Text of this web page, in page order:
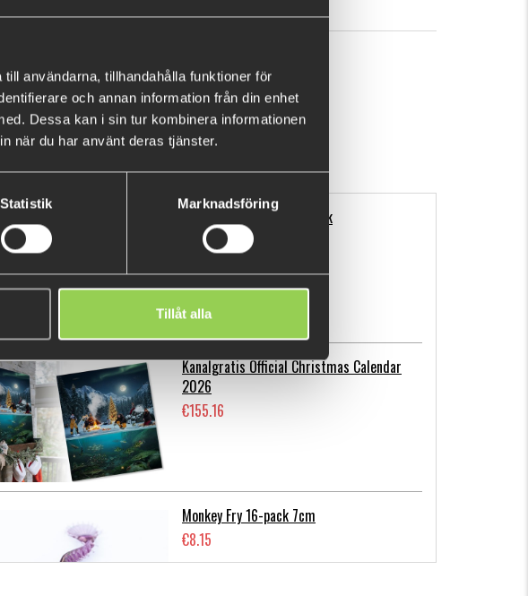
användarna, tillhandahålla funktioner för
och annan information från din enhet
Dessa kan i sin tur kombinera informationen
när du har använt deras tjänster.
Statistik Marknadsföring
Tillåt alla
Flatnose Mini 9cm, 10-pack
€12.72
Kanalgratis Official Christmas Calendar
2026
€155.16
Monkey Fry 16-pack 7cm
€8.15